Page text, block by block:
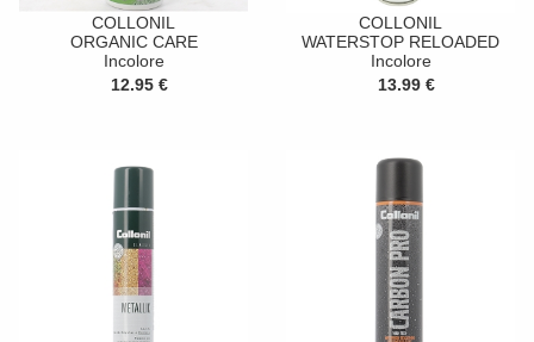
COLLONIL
ORGANIC CARE
Incolore
12.95 €
COLLONIL
WATERSTOP RELOADED
Incolore
13.99 €